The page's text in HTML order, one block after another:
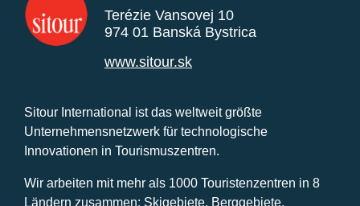
Terézie Vansovej 10
974 01 Banská Bystrica
www.sitour.sk
Sitour International ist das weltweit größte
Unternehmensnetzwerk für technologische
Innovationen in Tourismuszentren.
Wir arbeiten mit mehr als 1000 Touristenzentren in 8
Ländern zusammen: Skigebiete, Berggebiete,